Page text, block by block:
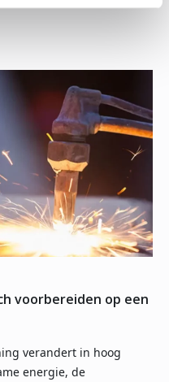
voorbereiden op een
verandert in hoog
energie, de